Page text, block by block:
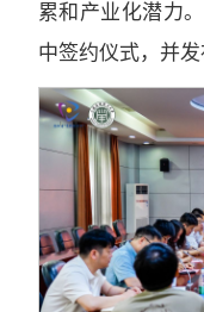
累和产业化潜力
中签约仪式，并发